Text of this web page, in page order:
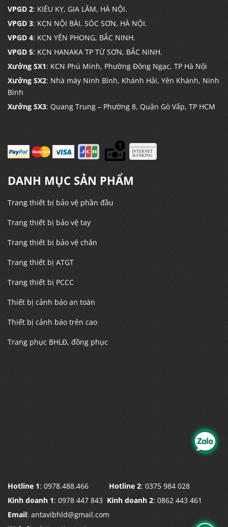
VPGD 2: KIÊU KỴ, GIA LÂM, HÀ NỘI.
VPGD 3: KCN NỘI BÀI, SÓC SƠN, HÀ NỘI.
VPGD 4: KCN YÊN PHONG, BẮC NINH.
VPGD 5: KCN HANAKA TP TỪ SƠN, BẮC NINH.
Xưởng SX1: KCN Phú Minh, Phường Đông Ngạc, TP Hà Nội
Xưởng SX2: Nhà máy Ninh Bình, Khánh Hải, Yên Khánh, Ninh
Bình
Xưởng SX3: Quang Trung – Phường 8, Quận Gò Vấp, TP HCM
DANH MỤC SẢN PHẨM
Trang thiết bị bảo vệ phần đầu
Trang thiết bị bảo vệ tay
Trang thiết bị bảo vệ chân
Trang thiết bị ATGT
Trang thiết bị PCCC
Thiết bị cảnh báo an toàn
Thiết bị cảnh báo trên cao
Trang phục BHLĐ, đồng phục
Hotline 1: 0978.488.466 Hotline 2: 0375 984 028
Kinh doanh 1: 0978 447 843 Kinh doanh 2: 0862 443 461
Email: antavibhld@gmail.com